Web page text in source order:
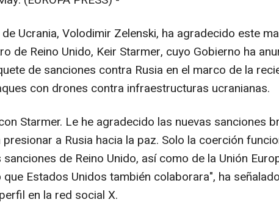
Ucrania, Volodimir Zelenski, ha agradecido este
de Reino Unido, Keir Starmer, cuyo Gobierno ha
de sanciones contra Rusia en el marco de la
con drones contra infraestructuras ucranianas.
Starmer. Le he agradecido las nuevas sanciones
presionar a Rusia hacia la paz. Solo la coerción
de Reino Unido, así como de la Unión
Estados Unidos también colaborara", ha
en la red social X.